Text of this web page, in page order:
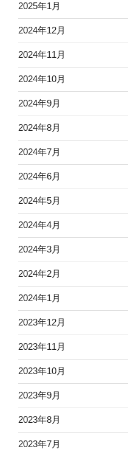
2025年1月
2024年12月
2024年11月
2024年10月
2024年9月
2024年8月
2024年7月
2024年6月
2024年5月
2024年4月
2024年3月
2024年2月
2024年1月
2023年12月
2023年11月
2023年10月
2023年9月
2023年8月
2023年7月